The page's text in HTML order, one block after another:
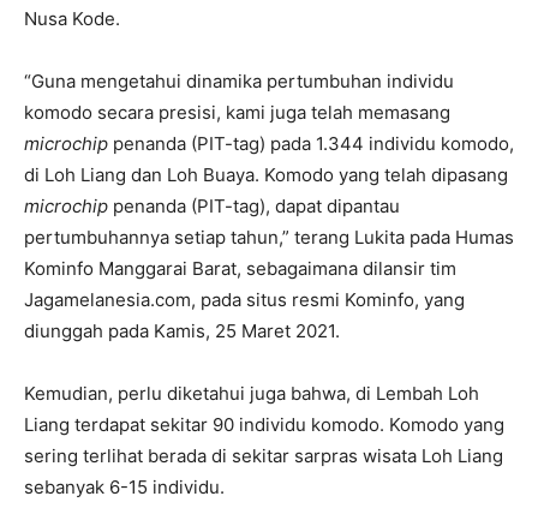
Nusa Kode.
“Guna mengetahui dinamika pertumbuhan individu
komodo secara presisi, kami juga telah memasang
microchip penanda (PIT-tag) pada 1.344 individu komodo,
di Loh Liang dan Loh Buaya. Komodo yang telah dipasang
microchip penanda (PIT-tag), dapat dipantau
pertumbuhannya setiap tahun,” terang Lukita pada Humas
Kominfo Manggarai Barat, sebagaimana dilansir tim
Jagamelanesia.com, pada situs resmi Kominfo, yang
diunggah pada Kamis, 25 Maret 2021.
Kemudian, perlu diketahui juga bahwa, di Lembah Loh
Liang terdapat sekitar 90 individu komodo. Komodo yang
sering terlihat berada di sekitar sarpras wisata Loh Liang
sebanyak 6-15 individu.